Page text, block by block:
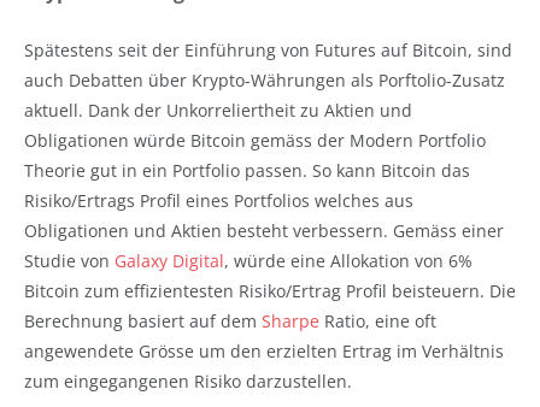
Spätestens seit der Einführung von Futures auf Bitcoin, sind
auch Debatten über Krypto-Währungen als Porftolio-Zusatz
aktuell. Dank der Unkorreliertheit zu Aktien und
Obligationen würde Bitcoin gemäss der Modern Portfolio
Theorie gut in ein Portfolio passen. So kann Bitcoin das
Risiko/Ertrags Profil eines Portfolios welches aus
Obligationen und Aktien besteht verbessern. Gemäss einer
Studie von Galaxy Digital, würde eine Allokation von 6%
Bitcoin zum effizientesten Risiko/Ertrag Profil beisteuern. Die
Berechnung basiert auf dem Sharpe Ratio, eine oft
angewendete Grösse um den erzielten Ertrag im Verhältnis
zum eingegangenen Risiko darzustellen.